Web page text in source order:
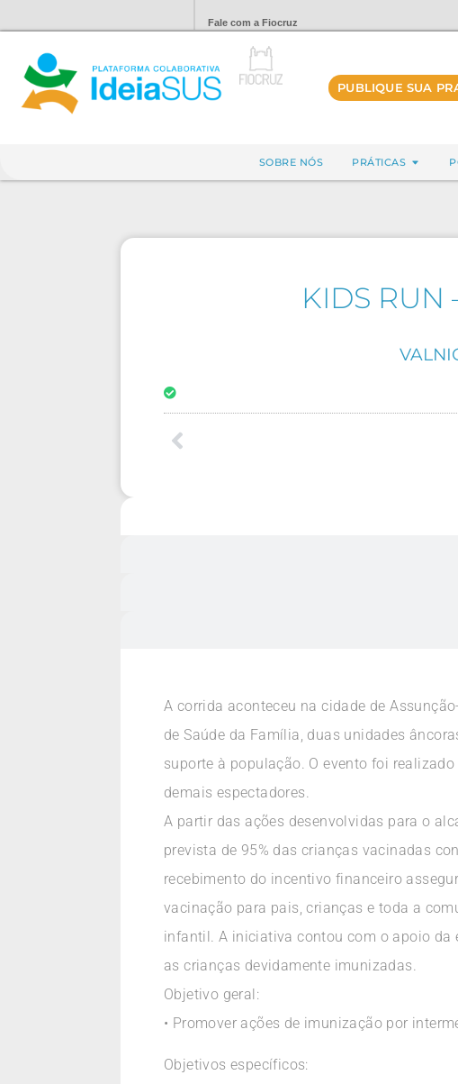
Fale com a Fiocruz
PUBLIQUE SUA
SOBRE NÓS PRÁTICAS
KIDS
A corrida aconteceu na cidade de
de Saúde da Família, duas unidades
suporte à população. O evento foi
demais espectadores.
A partir das ações desenvolvidas para o
prevista de 95% das crianças vacinadas
recebimento do incentivo financeiro
vacinação para pais, crianças e toda a
infantil. A iniciativa contou com o apoio da
as crianças devidamente imunizadas.
Objetivo geral:
• Promover ações de imunização por
Objetivos específicos: